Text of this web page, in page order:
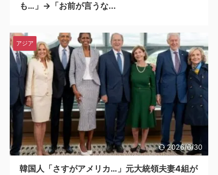
も…」→「お前が言うな...
2026/6/30
アジア
韓国人「さすがアメリカ…」元大統領夫妻4組が